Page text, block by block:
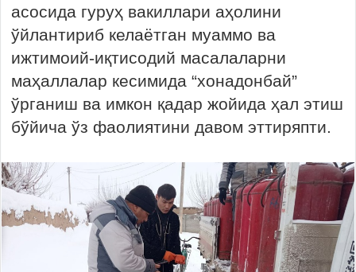
асосида гуруҳ вакиллари аҳолини
ўйлантириб келаётган муаммо ва
ижтимоий-иқтисодий масалаларни
маҳаллалар кесимида “хонадонбай”
ўрганиш ва имкон қадар жойида ҳал этиш
бўйича ўз фаолиятини давом эттиряпти.